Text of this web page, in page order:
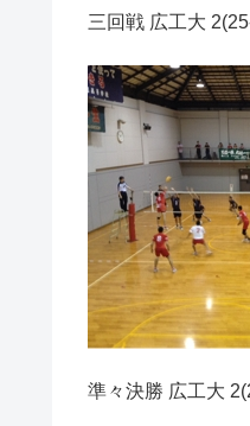
三回戦 広工大
準々決勝 広工大